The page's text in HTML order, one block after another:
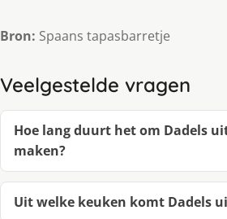
Bron: Spaans tapasbarretje
Veelgestelde vragen
Hoe lang duurt het om Dadels
maken?
Uit welke keuken komt Dadels